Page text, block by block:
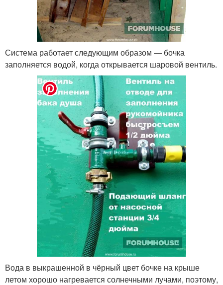
Система работает следующим образом — бочка
заполняется водой, когда открывается шаровой вентиль.
Вода в выкрашенной в чёрный цвет бочке на крыше
летом хорошо нагревается солнечными лучами, поэтому,